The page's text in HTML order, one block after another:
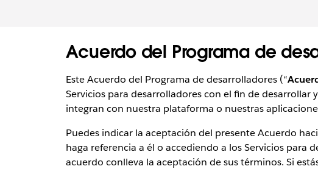
Acuerdo del Programa de
Este Acuerdo del Programa de desarrolladores (“
Servicios para desarrolladores con el fin de desarrollar
integran con nuestra plataforma o nuestras
Puedes indicar la aceptación del presente Acuerdo
haga referencia a él o accediendo a los Servicios para
acuerdo conlleva la aceptación de sus términos. Si